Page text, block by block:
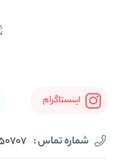
اینستاگرام
شماره تماس :